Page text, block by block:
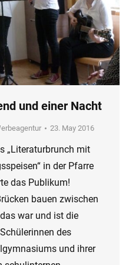
und einer Nacht
23. May 2016
„Literaturbrunch mit
in der Pfarre
das Publikum!
bauen zwischen
war und ist die
des
und ihrer